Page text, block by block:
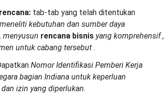
tab-tab yang telah ditentukan
meneliti kebutuhan dan sumber daya
, menyusun rencana bisnis yang komprehensif ,
untuk cabang tersebut .
Nomor Identifikasi Pemberi Kerja
bagian Indiana untuk keperluan
izin yang diperlukan.